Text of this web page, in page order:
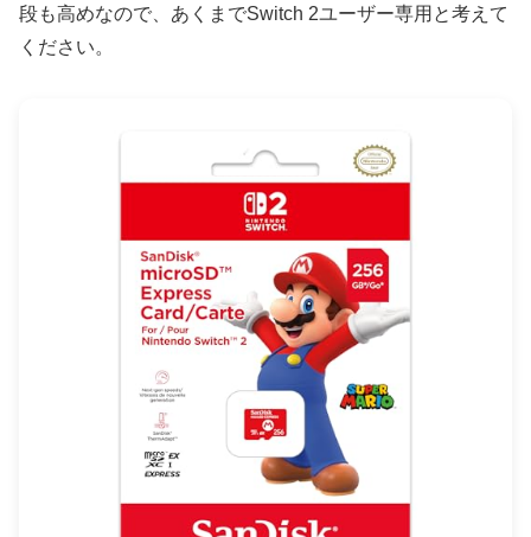
段も高めなので、あくまでSwitch 2ユーザー専用と考えて
ください。